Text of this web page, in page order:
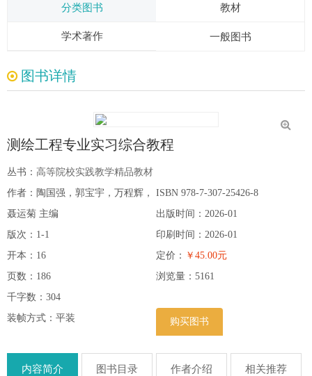
分类图书 教材
学术著作 一般图书
图书详情
测绘工程专业实习综合教程
丛书： 高等院校实践教学精品教材
作者：陶国强，郭宝宇，万程辉，
聂运菊 主编
版次：1-1
开本：16
页数：186
千字数：304
装帧方式：平装
ISBN 978-7-307-25426-8
出版时间：2026-01
印刷时间：2026-01
定价： ￥45.00元
浏览量： 5161
购买图书
内容简介 图书目录 作者介绍 相关推荐